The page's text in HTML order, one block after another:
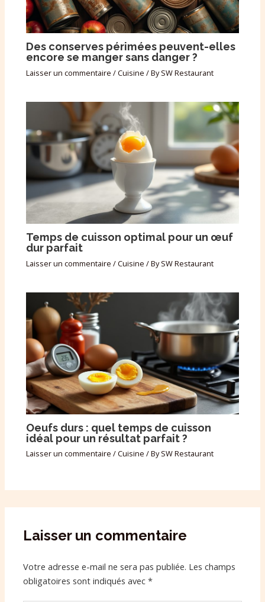
Des conserves périmées peuvent-elles
encore se manger sans danger ?
Laisser un commentaire /Cuisine / BySW Restaurant
Temps de cuisson optimal pour un œuf
dur parfait
Laisser un commentaire /Cuisine / BySW Restaurant
Oeufs durs : quel temps de cuisson
idéal pour un résultat parfait ?
Laisser un commentaire /Cuisine / BySW Restaurant
Laisser un commentaire
Votre adresse e-mail ne sera pas publiée. Les champs
obligatoires sont indiqués avec*